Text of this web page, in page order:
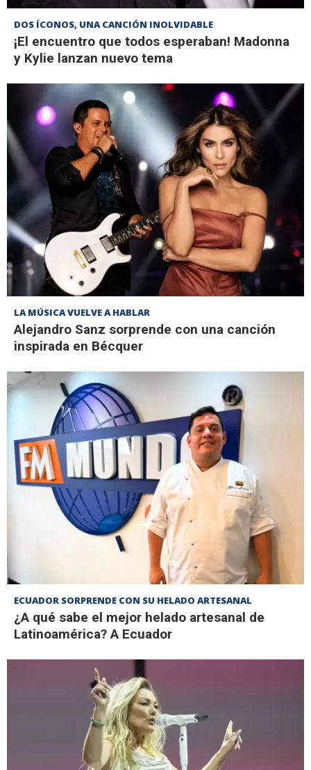
DOS ÍCONOS, UNA CANCIÓN INOLVIDABLE
¡El encuentro que todos esperaban! Madonna
y Kylie lanzan nuevo tema
LA MÚSICA VUELVE A HABLAR
Alejandro Sanz sorprende con una canción
inspirada en Bécquer
ECUADOR SORPRENDE CON SU HELADO ARTESANAL
¿A qué sabe el mejor helado artesanal de
Latinoamérica? A Ecuador